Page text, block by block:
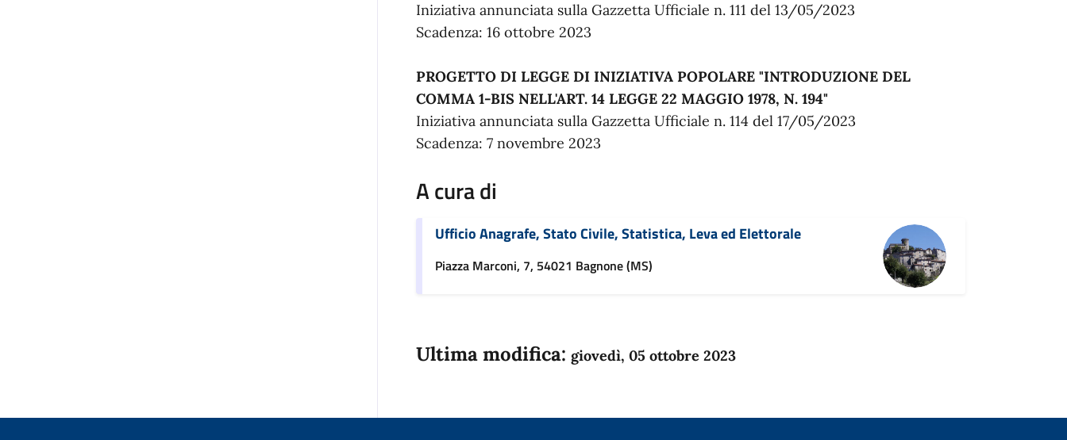
Iniziativa annunciata sulla Gazzetta Ufficiale n. 111 del 13/05/2023
Scadenza: 16 ottobre 2023
PROGETTO DI LEGGE DI INIZIATIVA POPOLARE "INTRODUZIONE DEL
COMMA 1-BIS NELL'ART. 14 LEGGE 22 MAGGIO 1978, N. 194"
Iniziativa annunciata sulla Gazzetta Ufficiale n. 114 del 17/05/2023
Scadenza: 7 novembre 2023
A cura di
Ufficio Anagrafe, Stato Civile, Statistica, Leva ed Elettorale
Piazza Marconi, 7, 54021 Bagnone (MS)
Ultima modifica: giovedì, 05 ottobre 2023